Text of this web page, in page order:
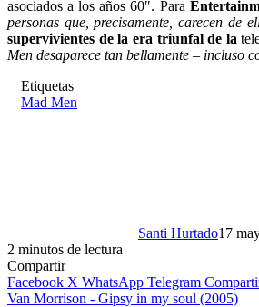
asociados a los años 60″. Para
personas que, precisamente, carecen
supervivientes de la era triunfal de la
Men desaparece tan bellamente – incluso
Etiquetas
Mad Men
Santi Hurtado17
2 minutos de lectura
Compartir
Facebook X WhatsApp Telegram
Van Morrison - Gipsy in my soul (2005)